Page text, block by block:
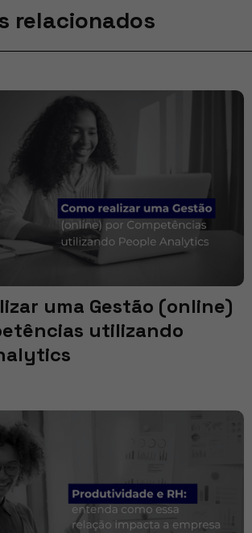
relacionados
uma Gestão (online)
utilizando